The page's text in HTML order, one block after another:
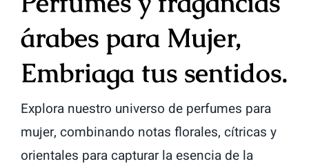
árabes para Mujer,
Embriaga tus sentidos.
Explora nuestro universo de perfumes para
mujer, combinando notas florales, cítricas y
orientales para capturar la esencia de la